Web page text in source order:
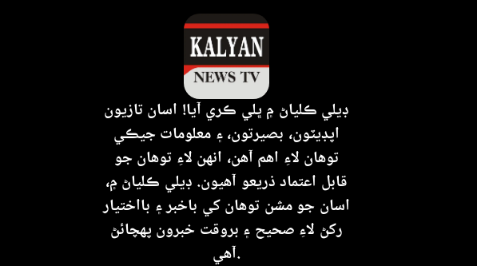
ڊيلي ڪلياڻ ۾ ڀلي ڪري آيا! اسان تازيون
اپڊيٽون، بصيرتون، ۽ معلومات جيڪي
توهان لاءِ اهم آهن، انهن لاءِ توهان جو
قابل اعتماد ذريعو آهيون. ڊيلي ڪلياڻ ۾،
اسان جو مشن توهان کي باخبر ۽ بااختيار
رکڻ لاءِ صحيح ۽ بروقت خبرون پهچائڻ
آهي.